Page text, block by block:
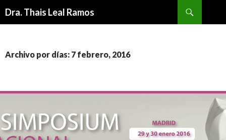
Dra. Thais Leal Ramos
Archivo por días: 7 febrero, 2016